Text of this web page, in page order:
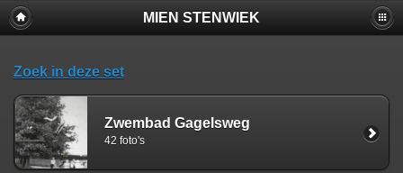
MIEN STENWIEK
Zoek in deze set
Zwembad Gagelsweg
42 foto's